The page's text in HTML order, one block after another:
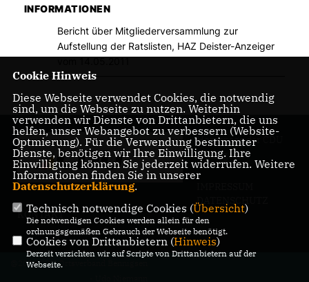
INFORMATIONEN
Bericht über Mitgliederversammlung zur
Aufstellung der Ratslisten, HAZ Deister-Anzeiger
Homepage der CDU
Bennigsen
DATENSCHUTZ
KONTAKT
@2026 CDU Ortsverband Bennigsen
Cookie Hinweis
Diese Webseite verwendet Cookies, die notwendig
sind, um die Webseite zu nutzen. Weiterhin
verwenden wir Dienste von Drittanbietern, die uns
helfen, unser Webangebot zu verbessern (Website-
Optmierung). Für die Verwendung bestimmter
Dienste, benötigen wir Ihre Einwilligung. Ihre
Einwilligung können Sie jederzeit widerrufen. Weitere
Informationen finden Sie in unserer
Datenschutzerklärung.
Technisch notwendige Cookies (Übersicht)
Die notwendigen Cookies werden allein für den
ordnungsgemäßen Gebrauch der Webseite benötigt.
Cookies von Drittanbietern (Hinweis)
Derzeit verzichten wir auf Scripte von Drittanbietern auf der
Webseite.